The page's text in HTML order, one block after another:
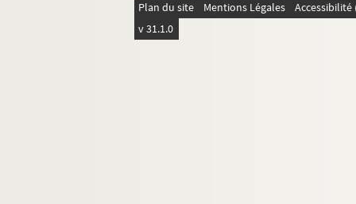
Plan du site Mentions Légales
v 31.1.0